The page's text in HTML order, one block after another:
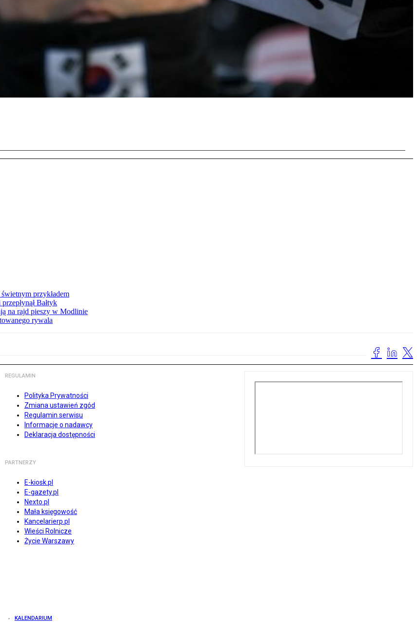
przykładem
Bałtyk
na rajd pieszy w Modlinie
rywala
REGULAMIN
Polityka Prywatności
Zmiana ustawień zgód
Regulamin serwisu
Informacje o nadawcy
Deklaracja dostępności
PARTNERZY
E-kiosk.pl
E-gazety.pl
Nexto.pl
Mała księgowość
Kancelarierp.pl
Wieści Rolnicze
Życie Warszawy
KALENDARIUM